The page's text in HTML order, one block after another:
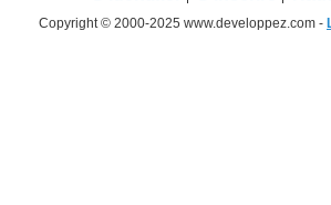
Copyright © 2000-2025 www.developpez.com -